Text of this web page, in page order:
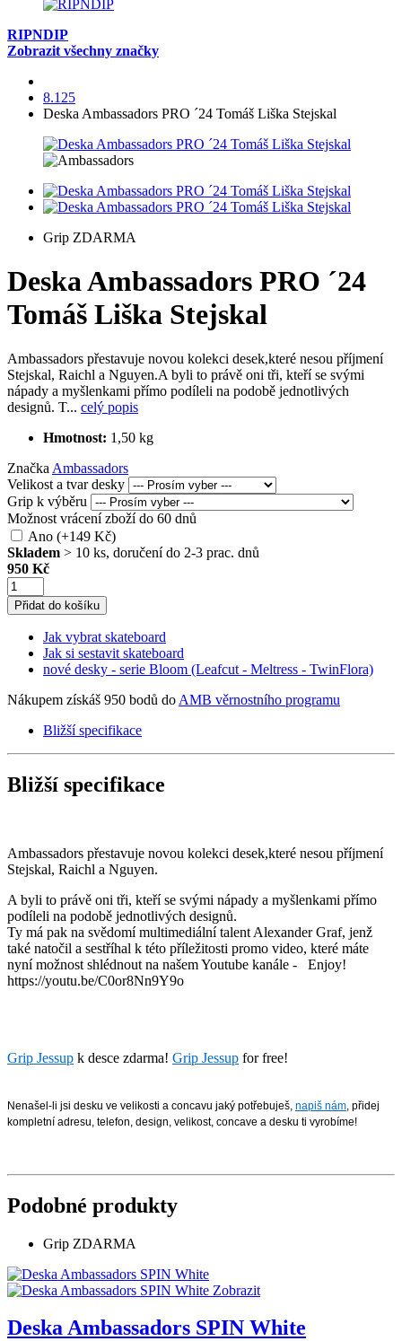
RIPNDIP
Zobrazit všechny značky
8.125
Deska Ambassadors PRO ´24 Tomáš Liška Stejskal
Grip ZDARMA
Deska Ambassadors PRO ´24
Tomáš Liška Stejskal
Ambassadors přestavuje novou kolekci desek,které nesou příjmení
Stejskal, Raichl a Nguyen.A byli to právě oni tři, kteří se svými
nápady a myšlenkami přímo podíleli na podobě jednotlivých
designů. T... celý popis
Hmotnost: 1,50 kg
Značka Ambassadors
Velikost a tvar desky
Grip k výběru
Možnost vrácení zboží do 60 dnů
Ano (+149 Kč)
Skladem > 10 ks, doručení do 2-3 prac. dnů
950 Kč
Přidat do košíku
Jak vybrat skateboard
Jak si sestavit skateboard
nové desky - serie Bloom (Leafcut - Meltress - TwinFlora)
Nákupem získáš 950 bodů do AMB věrnostního programu
Bližší specifikace
Bližší specifikace
Ambassadors přestavuje novou kolekci desek,které nesou příjmení
Stejskal, Raichl a Nguyen.
A byli to právě oni tři, kteří se svými nápady a myšlenkami přímo
podíleli na podobě jednotlivých designů.
Ty má pak na svědomí multimediální talent Alexander Graf, jenž
také natočil a sestříhal k této příležitosti promo video, které máte
nyní možnost shlédnout na našem Youtube kanále - Enjoy!
https://youtu.be/C0or8Nn9Y9o
Grip Jessup k desce zdarma! Grip Jessup for free!
Nenašel-li jsi desku ve velikosti a concavu jaký potřebuješ, napiš nám , přidej
kompletní adresu, telefon, design, velikost, concave a desku ti vyrobíme!
Podobné produkty
Grip ZDARMA
Zobrazit
Deska Ambassadors SPIN White